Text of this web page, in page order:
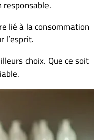
lié à la consommation
l’esprit.
choix. Que ce soit